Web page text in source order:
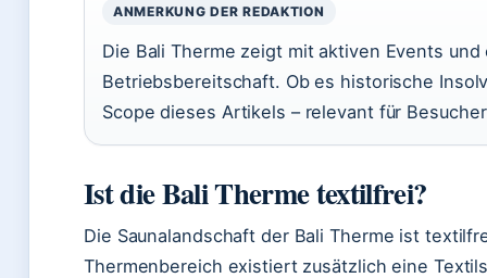
ANMERKUNG DER REDAKTION
Die Bali Therme zeigt mit aktiven Events
Betriebsbereitschaft. Ob es historische
Scope dieses Artikels – relevant für
Ist die Bali Therme textilfrei?
Die Saunalandschaft der Bali Therme ist
Thermenbereich existiert zusätzlich eine